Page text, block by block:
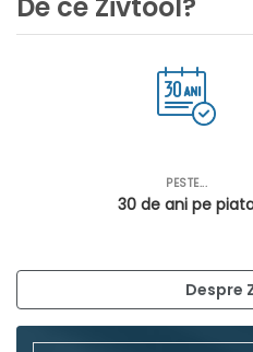
PESTE...
30 de ani pe
Despre